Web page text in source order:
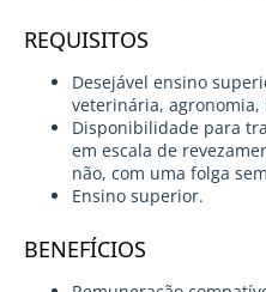
REQUISITOS
Desejável ensino
veterinária, agronomia,
Disponibilidade para
em escala de
não, com uma folga
Ensino superior.
BENEFÍCIOS